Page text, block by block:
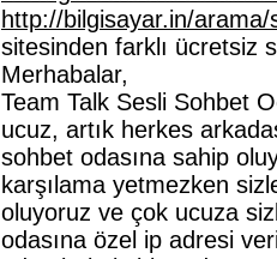
http://bilgisayar.in/
sitesinden farklı ücretsiz
Merhabalar,
Team Talk Sesli Sohbet
ucuz, artık herkes
sohbet odasına sahip
karşılama yetmezken
oluyoruz ve çok ucuza
odasına özel ip adresi